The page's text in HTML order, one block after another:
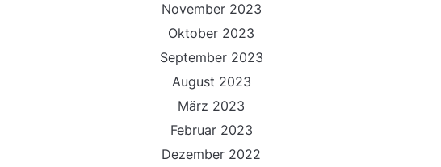
November 2023
Oktober 2023
September 2023
August 2023
März 2023
Februar 2023
Dezember 2022